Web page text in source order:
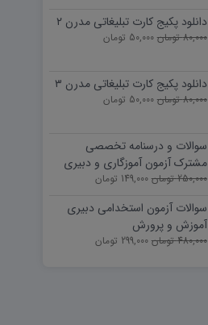
دانلود پکیج کارت تبلیغاتی مدرن ۲
80,000 تومان 50,000 تومان
دانلود پکیج کارت تبلیغاتی مدرن ۳
80,000 تومان 50,000 تومان
سوالات و درسنامه تخصصی
مشترک آزمون آموزگاری و دبیری
250,000 تومان 149,000 تومان
سوالات آزمون استخدامی دبیری
آموزش و پرورش
480,000 تومان 299,000 تومان